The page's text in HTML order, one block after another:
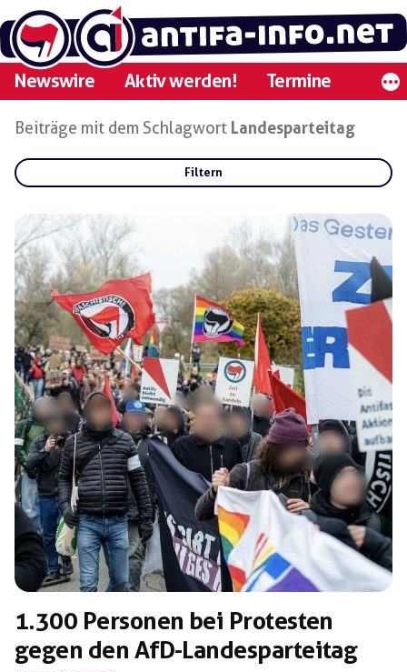
Zum
Inhalt
springen
Newswire Aktiv werden! Termine
Beiträge mit dem Schlagwort Landesparteitag
Filtern
Gruppen:
Regionen:
Schlagwörter:
Landesparteitag
1.300 Personen bei Protesten
gegen den AfD-Landesparteitag